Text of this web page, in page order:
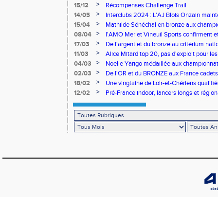
15/12
>
Récompenses Challenge Trail
14/05
>
Interclubs 2024 : L'AJ Blois Onzain
Romorantin en N2B
15/04 >
Mathilde Sénéchal en bronze aux
08/04
>
l'AMO Mer et Vineuil Sports confirment
benjamins
17/03 >
De l'argent et du bronze au critérium
11/03
>
Alice Mitard top 20, pas d'exploit pour
04/03
>
Noelie Yarigo médaillée aux
02/03
>
De l'OR et du BRONZE aux France
18/02
>
Une vingtaine de Loir-et-Chériens
12/02
> Pré-France indoor, lancers longs et